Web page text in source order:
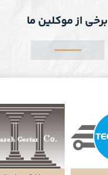
برخی از موکلین ما